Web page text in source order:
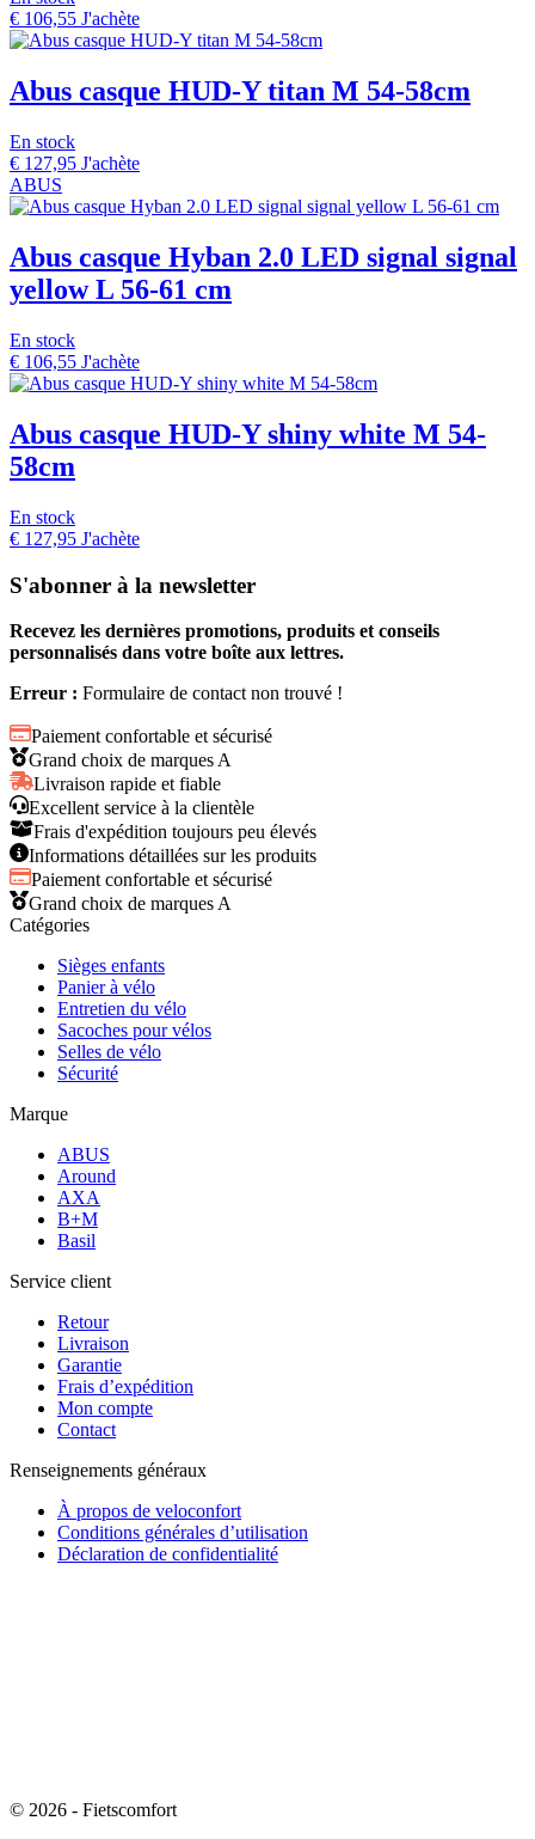
€ 106,55 J'achète
Abus casque HUD-Y titan M 54-58cm
En stock
€ 127,95 J'achète
ABUS
Abus casque Hyban 2.0 LED signal signal
yellow L 56-61 cm
En stock
€ 106,55 J'achète
Abus casque HUD-Y shiny white M 54-
58cm
En stock
€ 127,95 J'achète
S'abonner à la newsletter
Recevez les dernières promotions, produits et conseils
personnalisés dans votre boîte aux lettres.
Erreur : Formulaire de contact non trouvé !
Paiement confortable et sécurisé
Grand choix de marques A
Livraison rapide et fiable
Excellent service à la clientèle
Frais d'expédition toujours peu élevés
Informations détaillées sur les produits
Paiement confortable et sécurisé
Grand choix de marques A
Catégories
Sièges enfants
Panier à vélo
Entretien du vélo
Sacoches pour vélos
Selles de vélo
Sécurité
Marque
ABUS
Around
AXA
B+M
Basil
Service client
Retour
Livraison
Garantie
Frais d’expédition
Mon compte
Contact
Renseignements généraux
À propos de veloconfort
Conditions générales d’utilisation
Déclaration de confidentialité
© 2026 - Fietscomfort